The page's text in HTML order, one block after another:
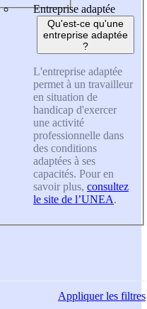
Entreprise adaptée
Qu'est-ce qu'une
entreprise adaptée
?
L'entreprise adaptée
permet à un travailleur
en situation de
handicap d'exercer
une activité
professionnelle dans
des conditions
adaptées à ses
capacités. Pour en
savoir plus, consultez
le site de l’UNEA.
Appliquerles filtres